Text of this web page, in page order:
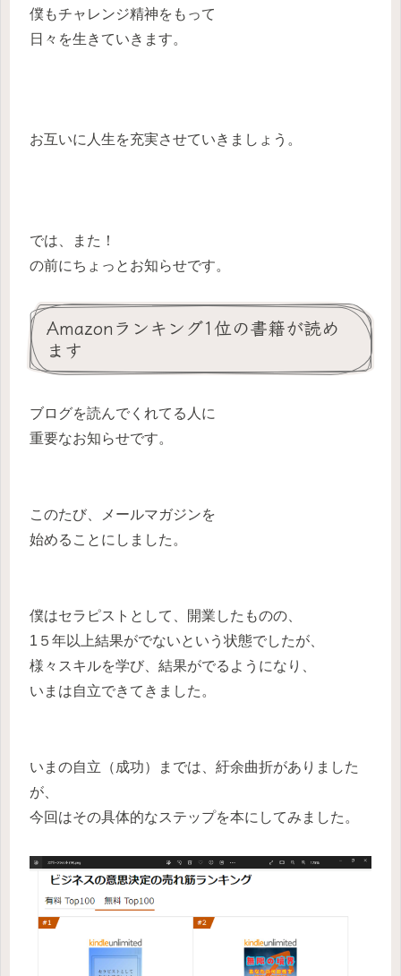
僕もチャレンジ精神をもって
日々を生きていきます。
お互いに人生を充実させていきましょう。
では、また！
の前にちょっとお知らせです。
Amazonランキング1位の書籍が読め
ます
ブログを読んでくれてる人に
重要なお知らせです。
このたび、メールマガジンを
始めることにしました。
僕はセラピストとして、開業したものの、
1５年以上結果がでないという状態でしたが、
様々スキルを学び、結果がでるようになり、
いまは自立できてきました。
いまの自立（成功）までは、紆余曲折がありました
が、
今回はその具体的なステップを本にしてみました。